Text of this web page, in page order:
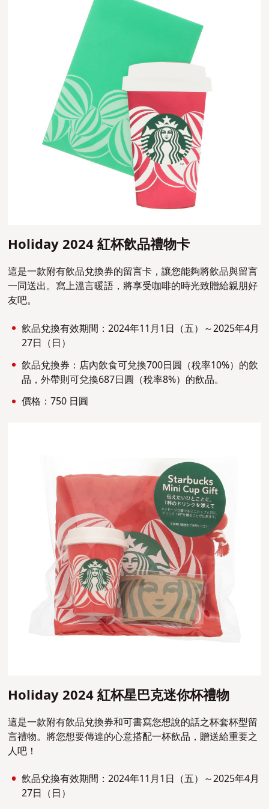
Holiday 2024 紅杯飲品禮物卡
這是一款附有飲品兌換券的留言卡，讓您能夠將飲品與留言
一同送出。寫上溫言暖語，將享受咖啡的時光致贈給親朋好
友吧。
飲品兌換有效期間：2024年11月1日（五）～2025年4月
27日（日）
飲品兌換券：店內飲食可兌換700日圓（稅率10%）的飲
品，外帶則可兌換687日圓（稅率8%）的飲品。
價格：750 日圓
Holiday 2024 紅杯星巴克迷你杯禮物
這是一款附有飲品兌換券和可書寫您想說的話之杯套杯型留
言禮物。將您想要傳達的心意搭配一杯飲品，贈送給重要之
人吧！
飲品兌換有效期間：2024年11月1日（五）～2025年4月
27日（日）